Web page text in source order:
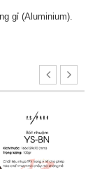
gỉ (Aluminium).